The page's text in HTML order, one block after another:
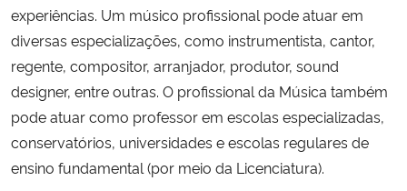
experiências. Um músico profissional pode atuar em
diversas especializações, como instrumentista, cantor,
regente, compositor, arranjador, produtor, sound
designer, entre outras. O profissional da Música também
pode atuar como professor em escolas especializadas,
conservatórios, universidades e escolas regulares de
ensino fundamental (por meio da Licenciatura).